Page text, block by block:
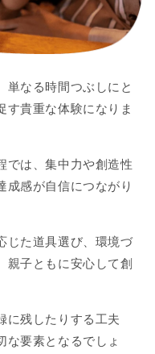
単なる時間つぶしにと
す貴重な体験になりま
では、集中力や創造性
成感が自信につながり
じた道具選び、環境づ
親子ともに安心して創
に残したりする工夫
な要素となるでしょ